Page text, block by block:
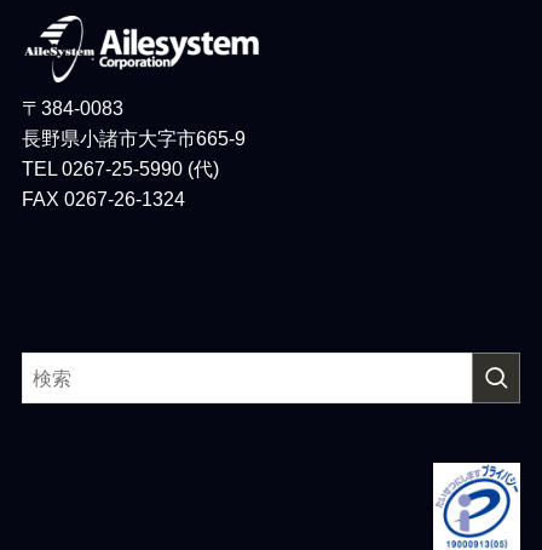
〒384-0083
長野県小諸市大字市665-9
TEL 0267-25-5990 (代)
FAX 0267-26-1324